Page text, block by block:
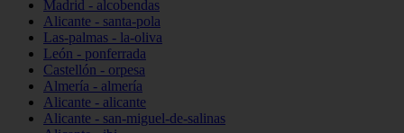
Madrid - alcobendas
Alicante - santa-pola
Las-palmas - la-oliva
León - ponferrada
Castellón - orpesa
Almería - almería
Alicante - alicante
Alicante - san-miguel-de-salinas